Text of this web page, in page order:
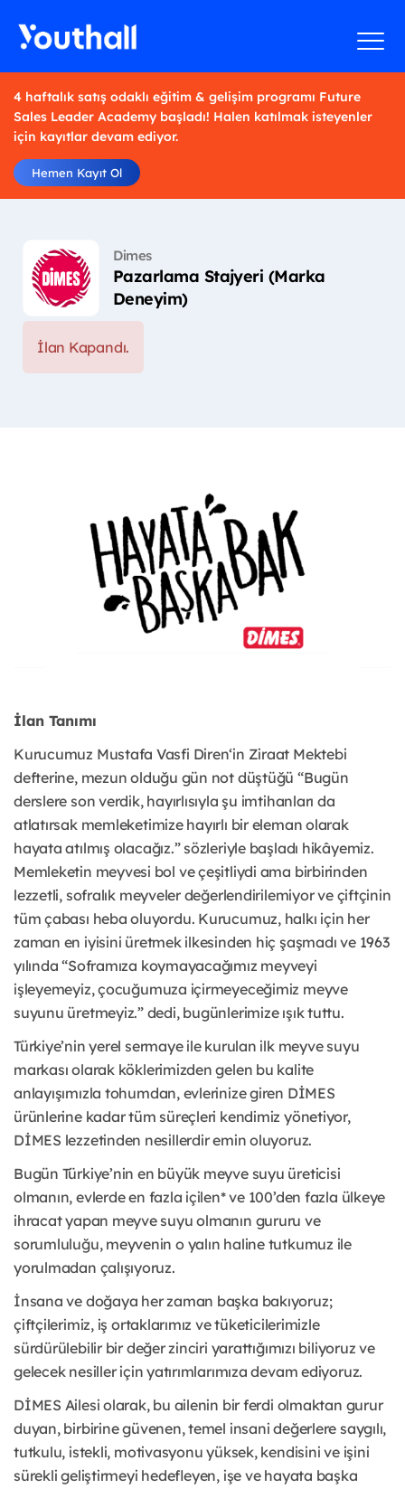
4 haftalık satış odaklı eğitim & gelişim programı Future
Sales Leader Academy başladı! Halen katılmak isteyenler
için kayıtlar devam ediyor.
Hemen Kayıt Ol
Dimes
Pazarlama Stajyeri (Marka
Deneyim)
İlan Kapandı.
İlan Tanımı
Kurucumuz Mustafa Vasfi Diren‘in Ziraat Mektebi
defterine, mezun olduğu gün not düştüğü “Bugün
derslere son verdik, hayırlısıyla şu imtihanları da
atlatırsak memleketimize hayırlı bir eleman olarak
hayata atılmış olacağız.” sözleriyle başladı hikâyemiz.
Memleketin meyvesi bol ve çeşitliydi ama birbirinden
lezzetli, sofralık meyveler değerlendirilemiyor ve çiftçinin
tüm çabası heba oluyordu. Kurucumuz, halkı için her
zaman en iyisini üretmek ilkesinden hiç şaşmadı ve 1963
yılında “Soframıza koymayacağımız meyveyi
işleyemeyiz, çocuğumuza içirmeyeceğimiz meyve
suyunu üretmeyiz.” dedi, bugünlerimize ışık tuttu.
Türkiye’nin yerel sermaye ile kurulan ilk meyve suyu
markası olarak köklerimizden gelen bu kalite
anlayışımızla tohumdan, evlerinize giren DİMES
ürünlerine kadar tüm süreçleri kendimiz yönetiyor,
DİMES lezzetinden nesillerdir emin oluyoruz.
Bugün Türkiye’nin en büyük meyve suyu üreticisi
olmanın, evlerde en fazla içilen* ve 100’den fazla ülkeye
ihracat yapan meyve suyu olmanın gururu ve
sorumluluğu, meyvenin o yalın haline tutkumuz ile
yorulmadan çalışıyoruz.
İnsana ve doğaya her zaman başka bakıyoruz;
çiftçilerimiz, iş ortaklarımız ve tüketicilerimizle
sürdürülebilir bir değer zinciri yarattığımızı biliyoruz ve
gelecek nesiller için yatırımlarımıza devam ediyoruz.
DİMES Ailesi olarak, bu ailenin bir ferdi olmaktan gurur
duyan, birbirine güvenen, temel insani değerlere saygılı,
tutkulu, istekli, motivasyonu yüksek, kendisini ve işini
sürekli geliştirmeyi hedefleyen, işe ve hayata başka